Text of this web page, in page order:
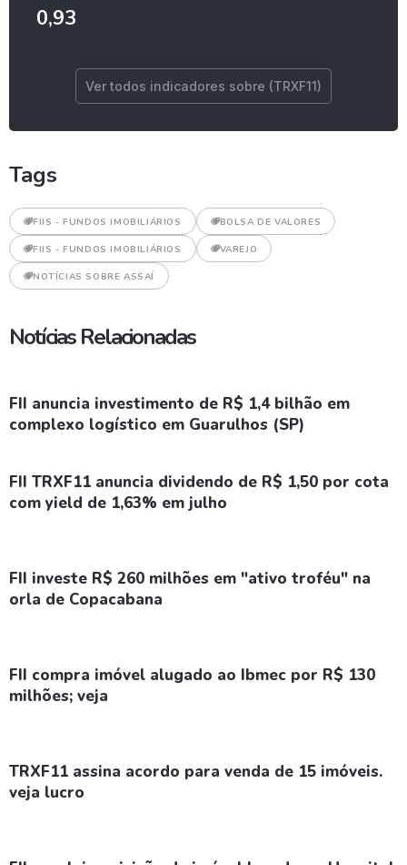
0,93
Ver todos indicadores sobre (TRXF11)
Tags
FIIS - FUNDOS IMOBILIÁRIOS BOLSA DE VALORES
FIIS - FUNDOS IMOBILIÁRIOS VAREJO
NOTÍCIAS SOBRE ASSAÍ
Notícias Relacionadas
FII anuncia investimento de R$ 1,4 bilhão em
complexo logístico em Guarulhos (SP)
FII TRXF11 anuncia dividendo de R$ 1,50 por cota
com yield de 1,63% em julho
FII investe R$ 260 milhões em "ativo troféu" na
orla de Copacabana
FII compra imóvel alugado ao Ibmec por R$ 130
milhões; veja
TRXF11 assina acordo para venda de 15 imóveis.
veja lucro